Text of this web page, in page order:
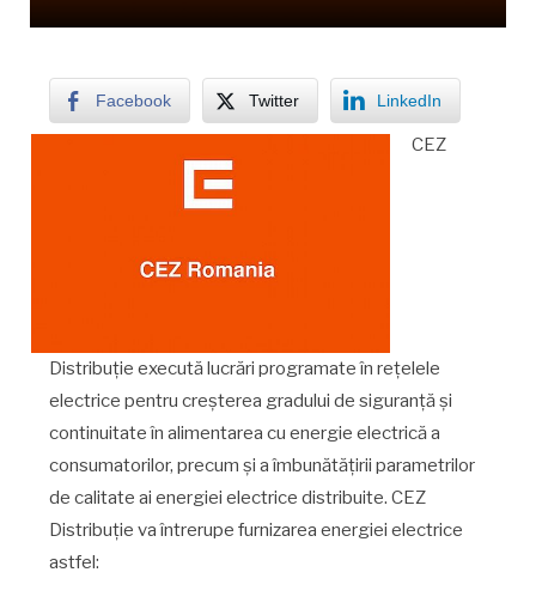
Facebook Twitter LinkedIn
CEZ
Distribuţie execută lucrări programate în reţelele
electrice pentru creşterea gradului de siguranţă şi
continuitate în alimentarea cu energie electrică a
consumatorilor, precum şi a îmbunătăţirii parametrilor
de calitate ai energiei electrice distribuite. CEZ
Distribuţie va întrerupe furnizarea energiei electrice
astfel: